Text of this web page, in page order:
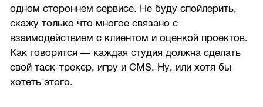
одном стороннем сервисе. Не буду спойлерить,
скажу только что многое связано с
взаимодействием с клиентом и оценкой проектов.
Как говорится — каждая студия должна сделать
свой таск-трекер, игру и CMS. Ну, или хотя бы
хотеть этого.